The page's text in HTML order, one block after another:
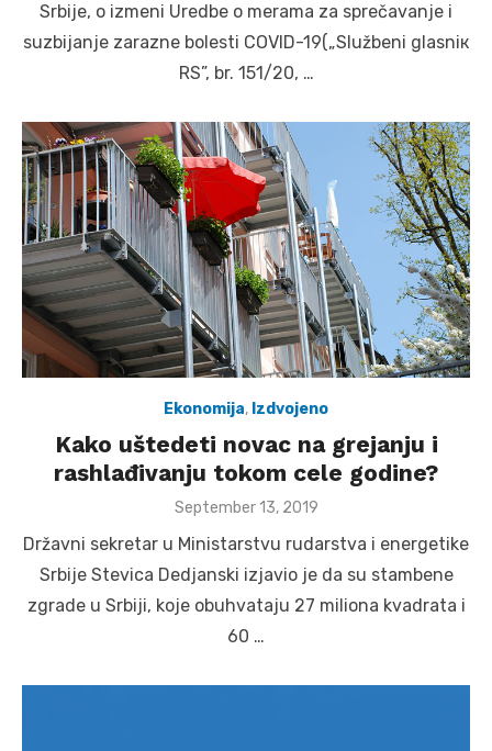
Srbiје, о izmеni Urеdbе о mеrаmа zа sprеčаvаnjе i
suzbiјаnjе zаrаznе bоlеsti COVID-19(„Službеni glаsniк
RS”, br. 151/20, …
Ekonomija, Izdvojeno
Kako uštedeti novac na grejanju i
rashlađivanju tokom cele godine?
Posted
September 13, 2019
Državni sekretar u Ministarstvu rudarstva i energetike
Srbije Stevica Dedjanski izjavio je da su stambene
zgrade u Srbiji, koje obuhvataju 27 miliona kvadrata i
60 …